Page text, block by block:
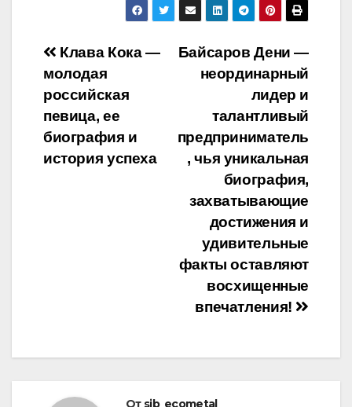
Навигация
по
записям
Байсаров Дени —
неординарный
лидер и
талантливый
предприниматель
, чья уникальная
биография,
захватывающие
достижения и
удивительные
факты оставляют
восхищенные
впечатления!
Клава Кока —
молодая
российская
певица, ее
биография и
история успеха
От sib_ecometal